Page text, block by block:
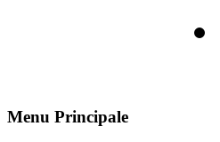
Menu Principale